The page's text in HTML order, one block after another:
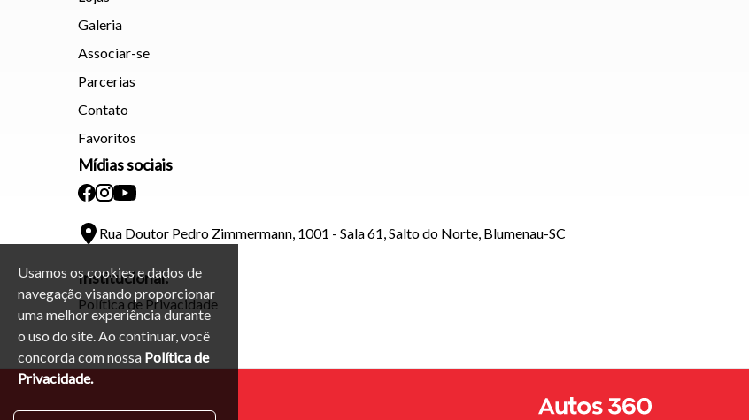
Usamos os cookies e dados de
navegação visando proporcionar
uma melhor experiência durante
o uso do site. Ao continuar, você
concorda com nossa Política de
Privacidade.
Galeria
Associar-se
Parcerias
Contato
Favoritos
Mídias sociais
Rua Doutor Pedro Zimmermann, 1001 - Sala 61, Salto do Norte, Blumenau-SC
Institucional:
Política de Privacidade